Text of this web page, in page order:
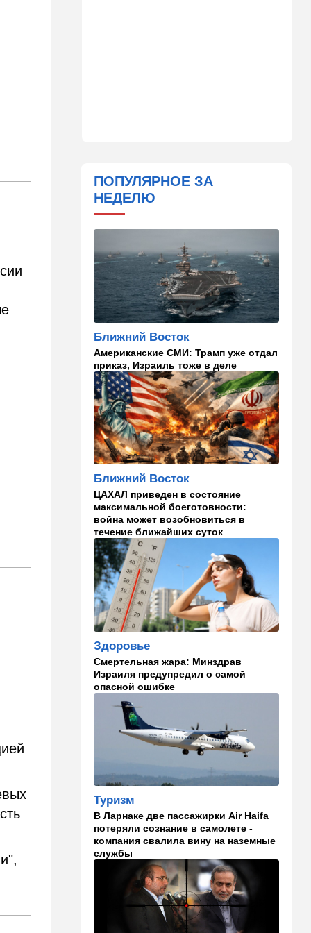
Ярославле горит НПЗ,
пожары в Тверской и
Курской областях
09:15 В мире
Муравейник без самцов и
рабочих: ученые нашли
"общество одних королев"
09:02 Недвижимость
Налог на аренду в Израиле:
владелец квартиры
09:01 В мире
Скандальная публикация
WP: один вопрос Трампа
поставил Хегсета в крайне
неудобное положение
01:30 Точка вкуса
оказалась полезна не только
для сердца
01:03 Израиль
Погода в Израиле на
четверг, 6 августа: в
некоторых районах
температура понизится
23:57 Мнения
Война на износ
23:12 Новости Украины
Квартиры, ремонт и
Mercedes: экс-посла
Украины в США
подозревают в незаконном
обогащении
Ближний Восток
проливу почти
договорились, но Израиль и
США могут сорвать
соглашение
21:39 Мнения
Марокканские военные
копируют опыт израильских
коллег
Выборы в Израиле
От Нетаниягу - к Либерману:
ПОПУЛЯРНОЕ ЗА
НЕДЕЛЮ
Ближний Восток
Американские СМИ: Трамп уже отдал
приказ, Израиль тоже в деле
Ближний Восток
ЦАХАЛ приведен в состояние
максимальной боеготовности:
война может возобновиться в
течение ближайших суток
Здоровье
Смертельная жара: Минздрав
Израиля предупредил о самой
опасной ошибке
Туризм
В Ларнаке две пассажирки Air Haifa
потеряли сознание в самолете -
компания свалила вину на наземные
службы